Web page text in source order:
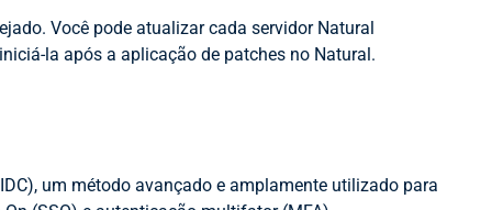
Você pode atualizar cada servidor Natural
la após a aplicação de patches no Natural.
um método avançado e amplamente utilizado para